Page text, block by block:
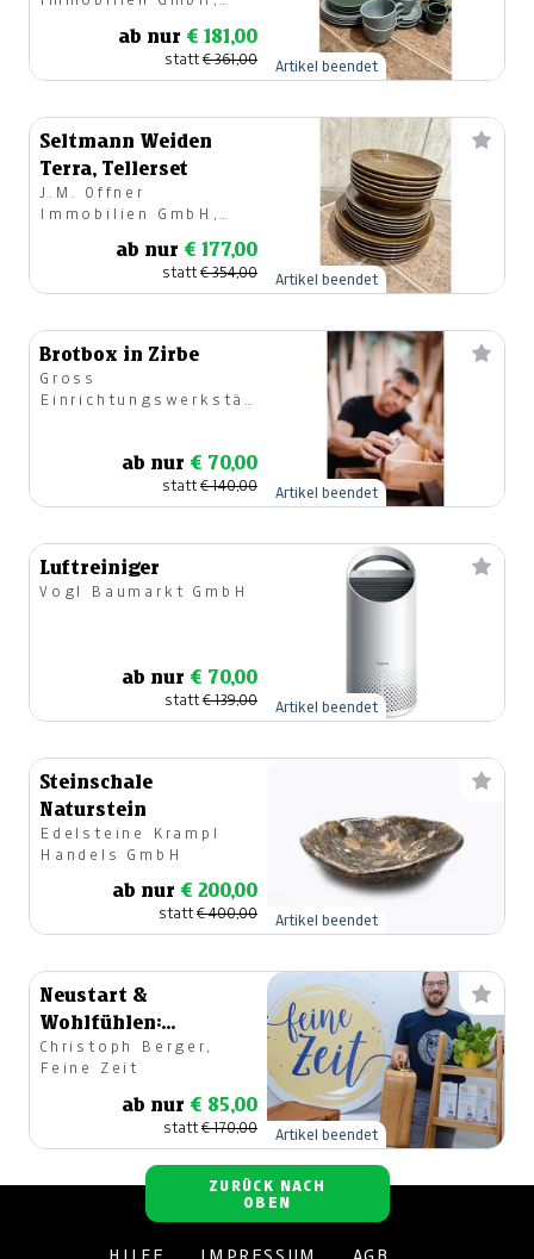
ab nur € 181,00
statt€ 361,00 Artikel beendet
Seltmann Weiden
Terra, Tellerset
J.M. Offner
Immobilien GmbH,
ab nur € 177,00
statt€ 354,00 Artikel beendet
Brotbox in Zirbe
Gross
Einrichtungswerkstätte
ab nur € 70,00
statt€ 140,00 Artikel beendet
Luftreiniger
Vogl Baumarkt GmbH
ab nur € 70,00
statt€ 139,00 Artikel beendet
Steinschale
Naturstein
Edelsteine Krampl
Handels GmbH
ab nur € 200,00
statt€ 400,00 Artikel beendet
Neustart &
Wohlfühlen:
Wohnräume
ausräuchern und
Christoph Berger,
Feine Zeit
ab nur € 85,00
statt€ 170,00 Artikel beendet
ZURÜCK NACH
OBEN
HILFE IMPRESSUM AGB